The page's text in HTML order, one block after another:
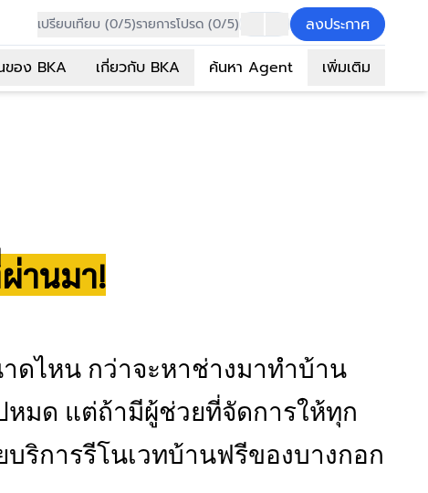
เปรียบเทียบ (0/5)รายการโปรด (0/5)
ลงประกาศ
ของ BKA เกี่ยวกับ BKA ค้นหา Agent เพิ่มเติม
านมา!
ดไหน กว่าจะหาช่างมาทำบ้าน
หมด แต่ถ้ามีผู้ช่วยที่จัดการให้ทุก
ริการรีโนเวทบ้านฟรีของบางกอก